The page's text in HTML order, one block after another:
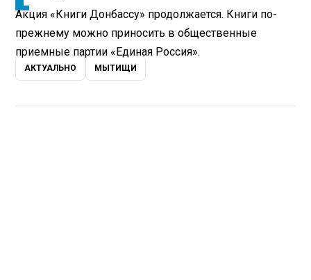
Акция «Книги Донбассу» продолжается. Книги по-
прежнему можно приносить в общественные
приемные партии «Единая Россия».
АКТУАЛЬНО МЫТИЩИ